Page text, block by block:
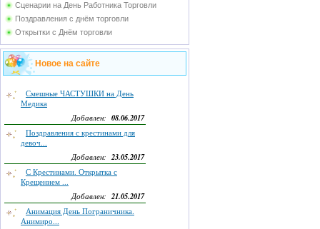
Сценарии на День Работника Торговли
Поздравления с днём торговли
Открытки с Днём торговли
Новое на сайте
Смешные ЧАСТУШКИ на День
Медика
Добавлен: 08.06.2017
Поздравления с крестинами для
девоч...
Добавлен:23.05.2017
С Крестинами. Открытка с
Крещением ...
Добавлен:21.05.2017
Анимация День Пограничника.
Анимиро...